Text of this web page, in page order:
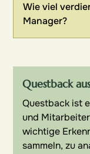
Wie viel
Manager?
Questback
Questback ist
und
wichtige
sammeln, zu